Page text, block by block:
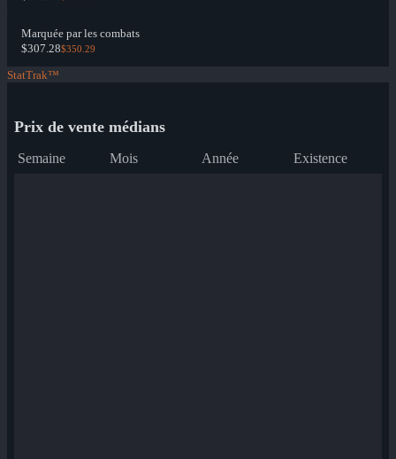
Marquée par les combats
$307.28$350.29
StatTrak™
Prix de vente médians
Semaine Mois Année Existence